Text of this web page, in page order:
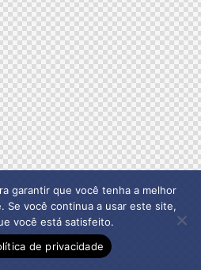
garantir que você tenha a melhor
Se você continua a usar este site,
você está satisfeito.
de privacidade